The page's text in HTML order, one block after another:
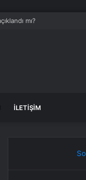
İLETIŞIM